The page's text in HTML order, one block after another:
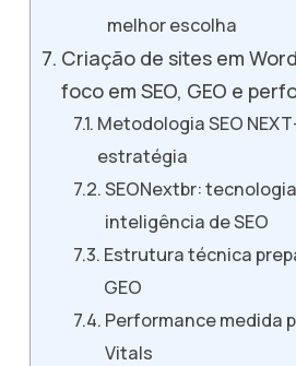
melhor escolha
Criação de sites em
foco em SEO, GEO e
Metodologia SEO
estratégia
SEONextbr:
inteligência de SEO
Estrutura técnica
GEO
Performance medida
Vitals